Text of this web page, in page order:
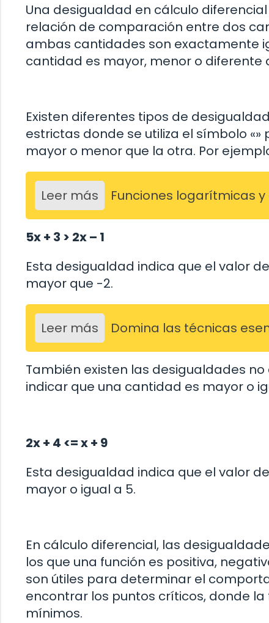
Una desigualdad en cálculo
relación de comparación entre dos
ambas cantidades son exactamente
cantidad es mayor, menor o diferente
Existen diferentes tipos de
estrictas donde se utiliza el símbolo
mayor o menor que la otra. Por
Leer más Funciones logarítmicas
5x + 3 > 2x – 1
Esta desigualdad indica que el valor
mayor que -2.
Leer más Domina las técnicas
También existen las desigualdades
indicar que una cantidad es mayor o
2x + 4 <= x + 9
Esta desigualdad indica que el valor
mayor o igual a 5.
En cálculo diferencial, las
los que una función es positiva,
son útiles para determinar el
encontrar los puntos críticos, donde
mínimos.